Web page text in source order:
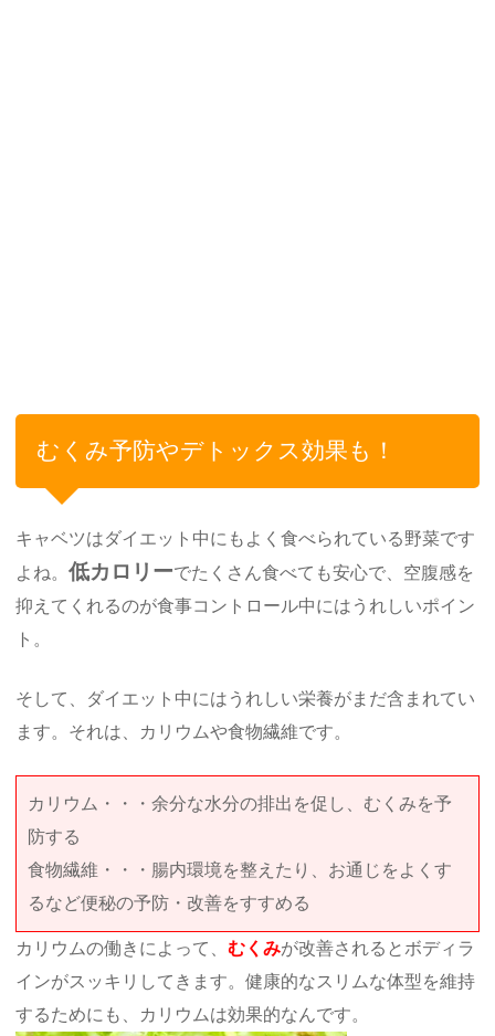
むくみ予防やデトックス効果も！
キャベツはダイエット中にもよく食べられている野菜です
よね。低カロリーでたくさん食べても安心で、空腹感を
抑えてくれるのが食事コントロール中にはうれしいポイン
ト。
そして、ダイエット中にはうれしい栄養がまだ含まれてい
ます。それは、カリウムや食物繊維です。
カリウム・・・余分な水分の排出を促し、むくみを予
防する
食物繊維・・・腸内環境を整えたり、お通じをよくす
るなど便秘の予防・改善をすすめる
カリウムの働きによって、むくみが改善されるとボディラ
インがスッキリしてきます。健康的なスリムな体型を維持
するためにも、カリウムは効果的なんです。